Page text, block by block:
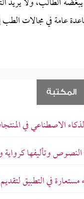
عامة في مجالات
المكتبة
الاصطناعي في
وتأليفها كرواية
في التطبيق